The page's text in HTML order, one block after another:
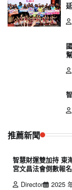
推薦新聞
智慧財運雙加持 東
宮文昌法會倒數報名
Director
2025